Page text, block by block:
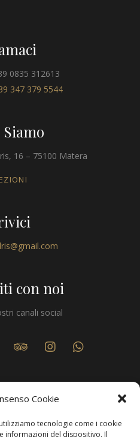
Cookie
tecnologie come i cookie
informazioni del dispositivo. Il
0835 312613
347 379 5544
Siamo
16 – 75100 Matera
con noi
canali social